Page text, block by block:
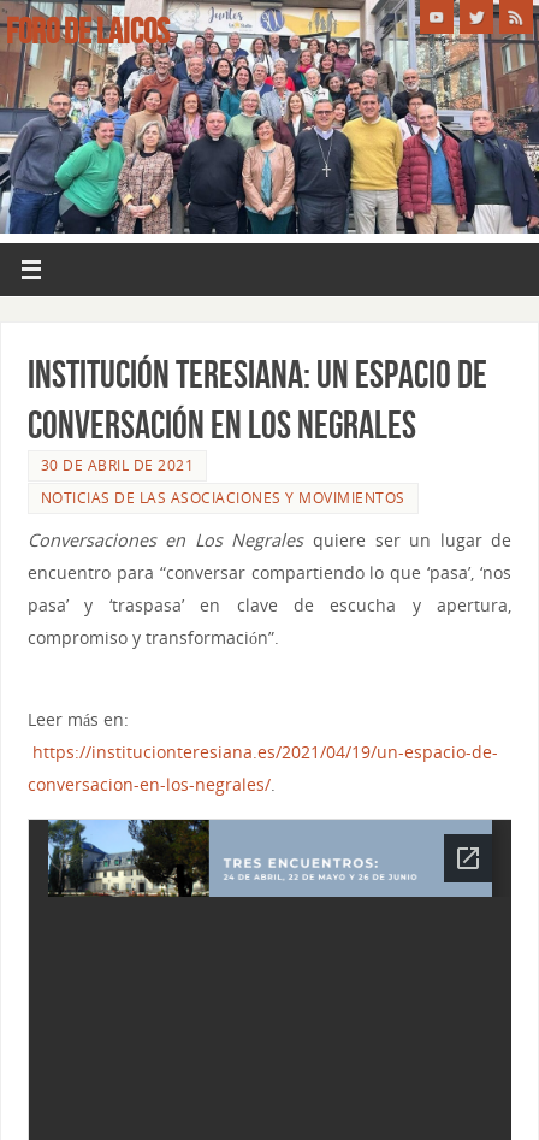
FORO DE LAICOS
INSTITUCIÓN TERESIANA: UN ESPACIO DE
CONVERSACIÓN EN LOS NEGRALES
30 DE ABRIL DE 2021
NOTICIAS DE LAS ASOCIACIONES Y MOVIMIENTOS
Conversaciones en Los Negralesquiere ser un lugar de
encuentro para “conversar compartiendo lo que ‘pasa’, ‘nos
pasa’ y ‘traspasa’ en clave de escucha y apertura,
compromiso y transformación”.
Leer más en:
https://institucionteresiana.es/2021/04/19/un-espacio-de-
conversacion-en-los-negrales/.